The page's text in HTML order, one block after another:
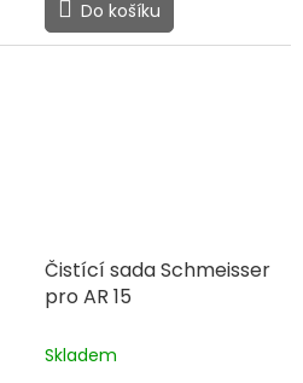
Do košíku
Čistící sada Schmeisser
pro AR 15
Skladem